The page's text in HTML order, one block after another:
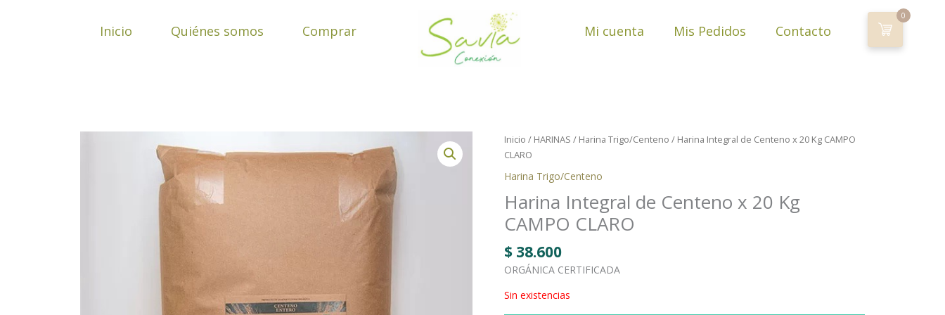
Inicio Quiénes somos Comprar Mi cuenta Mis Pedidos Contacto
Inicio / HARINAS / Harina Trigo/Centeno / Harina Integral de Centeno x 20 Kg CAMPO
CLARO
Harina Trigo/Centeno
Harina Integral de Centeno x 20 Kg
CAMPO CLARO
$38.600
ORGÁNICA CERTIFICADA
Sin existencias
0